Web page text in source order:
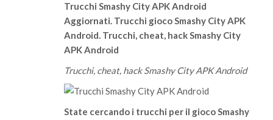
Trucchi Smashy City APK Android
Aggiornati. Trucchi gioco Smashy City APK
Android. Trucchi, cheat, hack Smashy City
APK Android
Trucchi, cheat, hack Smashy City APK Android
State cercando i trucchi per il gioco Smashy